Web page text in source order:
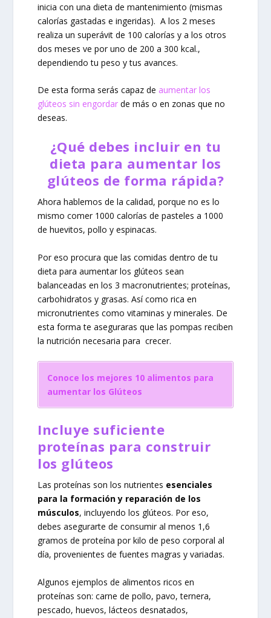
inicia con una dieta de mantenimiento (mismas
calorías gastadas e ingeridas). A los 2 meses
realiza un superávit de 100 calorías y a los otros
dos meses ve por uno de 200 a 300 kcal.,
dependiendo tu peso y tus avances.
De esta forma serás capaz de aumentar los
glúteos sin engordar de más o en zonas que no
deseas.
¿Qué debes incluir en tu
dieta para aumentar los
glúteos de forma rápida?
Ahora hablemos de la calidad, porque no es lo
mismo comer 1000 calorías de pasteles a 1000
de huevitos, pollo y espinacas.
Por eso procura que las comidas dentro de tu
dieta para aumentar los glúteos sean
balanceadas en los 3 macronutrientes; proteínas,
carbohidratos y grasas. Así como rica en
micronutrientes como vitaminas y minerales. De
esta forma te aseguraras que las pompas reciben
la nutrición necesaria para crecer.
Conoce los mejores 10 alimentos para
aumentar los Glúteos
Incluye suficiente
proteínas para construir
los glúteos
Las proteínas son los nutrientes esenciales
para la formación y reparación de los
músculos, incluyendo los glúteos. Por eso,
debes asegurarte de consumir al menos 1,6
gramos de proteína por kilo de peso corporal al
día, provenientes de fuentes magras y variadas.
Algunos ejemplos de alimentos ricos en
proteínas son: carne de pollo, pavo, ternera,
pescado, huevos, lácteos desnatados,